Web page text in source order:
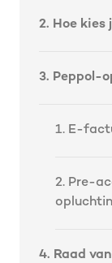
2. Hoe
3. Peppol-
1. E-
2. Pre-
4. Raad